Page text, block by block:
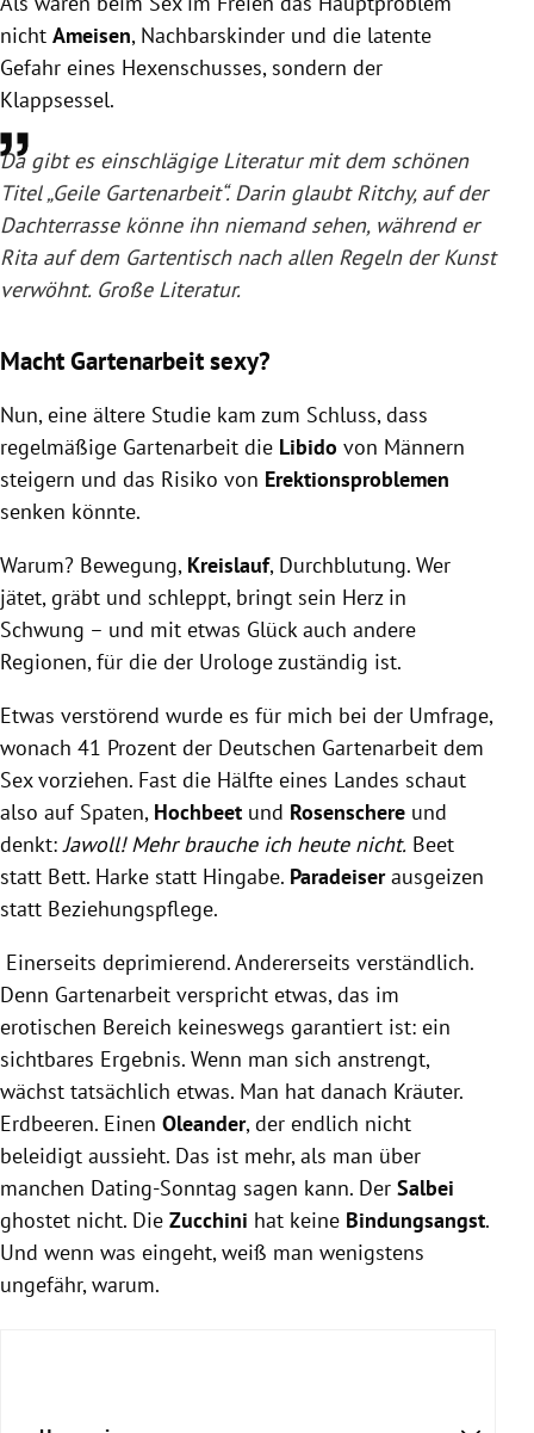
nicht Ameisen, Nachbarskinder und die latente
Gefahr eines Hexenschusses, sondern der
Klappsessel.
Da gibt es einschlägige Literatur mit dem schönen
Titel „Geile Gartenarbeit“. Darin glaubt Ritchy, auf der
Dachterrasse könne ihn niemand sehen, während er
Rita auf dem Gartentisch nach allen Regeln der Kunst
verwöhnt. Große Literatur.
Macht Gartenarbeit sexy?
Nun, eine ältere Studie kam zum Schluss, dass
regelmäßige Gartenarbeit die Libido von Männern
steigern und das Risiko von Erektionsproblemen
senken könnte.
Warum? Bewegung, Kreislauf, Durchblutung. Wer
jätet, gräbt und schleppt, bringt sein Herz in
Schwung – und mit etwas Glück auch andere
Regionen, für die der Urologe zuständig ist.
Etwas verstörend wurde es für mich bei der Umfrage,
wonach 41 Prozent der Deutschen Gartenarbeit dem
Sex vorziehen. Fast die Hälfte eines Landes schaut
also auf Spaten, Hochbeet und Rosenschere und
denkt:Jawoll! Mehr brauche ich heute nicht. Beet
statt Bett. Harke statt Hingabe. Paradeiserausgeizen
statt Beziehungspflege.
Einerseits deprimierend. Andererseits verständlich.
Denn Gartenarbeit verspricht etwas, das im
erotischen Bereich keineswegs garantiert ist: ein
sichtbares Ergebnis. Wenn man sich anstrengt,
wächst tatsächlich etwas. Man hat danach Kräuter.
Erdbeeren. Einen Oleander, der endlich nicht
beleidigt aussieht. Das ist mehr, als man über
manchen Dating-Sonntag sagen kann. Der Salbei
ghostet nicht. Die Zucchini hat keine Bindungsangst.
Und wenn was eingeht, weiß man wenigstens
ungefähr, warum.